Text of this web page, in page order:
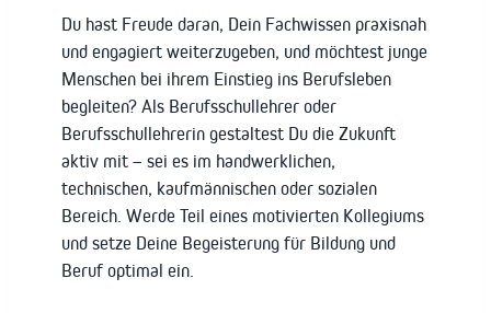
Du hast Freude daran, Dein Fachwissen praxisnah
und engagiert weiterzugeben, und möchtest junge
Menschen bei ihrem Einstieg ins Berufsleben
begleiten? Als Berufsschullehrer oder
Berufsschullehrerin gestaltest Du die Zukunft
aktiv mit – sei es im handwerklichen,
technischen, kaufmännischen oder sozialen
Bereich. Werde Teil eines motivierten Kollegiums
und setze Deine Begeisterung für Bildung und
Beruf optimal ein.